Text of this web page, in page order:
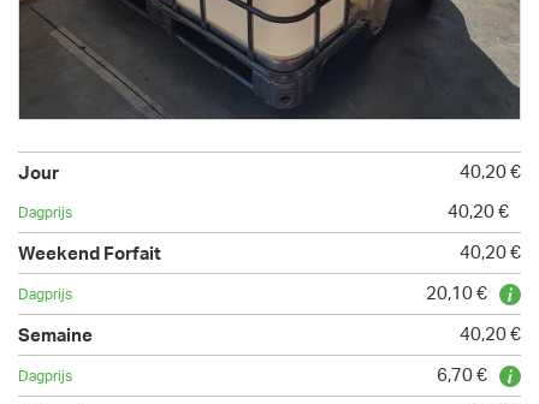
40,20 €
40,20 €
40,20 €
20,10 €
40,20 €
6,70 €